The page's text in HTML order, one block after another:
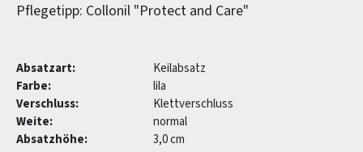
Pflegetipp: Collonil "Protect and Care"
Absatzart:
Keilabsatz
Farbe:
lila
Verschluss:
Klettverschluss
Weite:
normal
Absatzhöhe:
3,0 cm